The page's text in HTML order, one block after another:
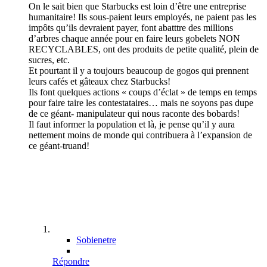
On le sait bien que Starbucks est loin d’être une entreprise
humanitaire! Ils sous-paient leurs employés, ne paient pas les
impôts qu’ils devraient payer, font abatttre des millions
d’arbres chaque année pour en faire leurs gobelets NON
RECYCLABLES, ont des produits de petite qualité, plein de
sucres, etc.
Et pourtant il y a toujours beaucoup de gogos qui prennent
leurs cafés et gâteaux chez Starbucks!
Ils font quelques actions « coups d’éclat » de temps en temps
pour faire taire les contestataires… mais ne soyons pas dupe
de ce géant- manipulateur qui nous raconte des bobards!
Il faut informer la population et là, je pense qu’il y aura
nettement moins de monde qui contribuera à l’expansion de
ce géant-truand!
Sobienetre
Répondre